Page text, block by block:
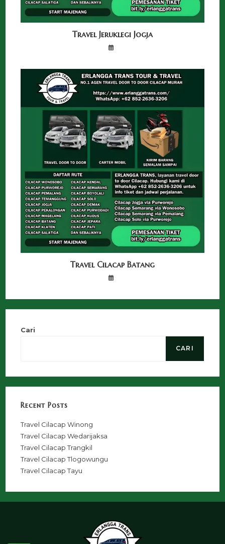
Travel Jeruklegi Jogja
Travel Cilacap Batang
Cari
CARI
Recent Posts
Travel Cilacap Winong
Travel Cilacap Wedarijaksa
Travel Cilacap Trangkil
Travel Cilacap Tlogowungu
Travel Cilacap Tayu